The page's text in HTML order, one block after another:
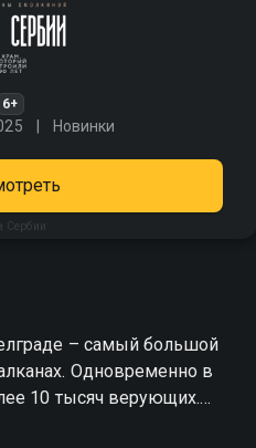
6+
Новинки
Сербии
– самый большой
Одновременно в
10 тысяч верующих.
церковная